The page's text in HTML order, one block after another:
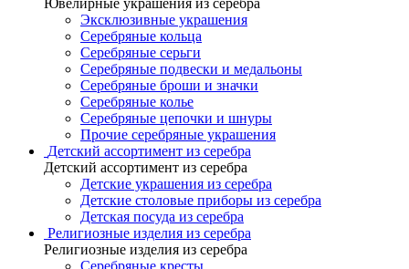
Ювелирные украшения из серебра
Эксклюзивные украшения
Серебряные кольца
Серебряные серьги
Серебряные подвески и медальоны
Серебряные броши и значки
Серебряные колье
Серебряные цепочки и шнуры
Прочие серебряные украшения
Детский ассортимент из серебра
Детский ассортимент из серебра
Детские украшения из серебра
Детские столовые приборы из серебра
Детская посуда из серебра
Религиозные изделия из серебра
Религиозные изделия из серебра
Серебряные кресты